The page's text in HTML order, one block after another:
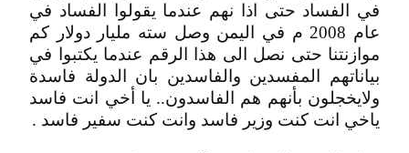
في الفساد حتى اذا نهم عندما يقولوا الفساد في
عام 2008 م في اليمن وصل سته مليار دولار كم
موازنتنا حتى نصل الى هذا الرقم عندما يكتبوا في
بياناتهم المفسدين والفاسدين بان الدولة فاسدة
ولايخجلون بأنهم هم الفاسدون.. يا أخي انت فاسد
ياخي انت كنت وزير فاسد وانت كنت سفير فاسد .